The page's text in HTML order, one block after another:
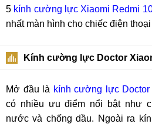
5 kính cường lực Xiaomi Redmi
nhất màn hình cho chiếc điện
Kính cường lực Doctor
Mở đầu là kính cường lực
có nhiều ưu điểm nổi bật như
nước và chống dầu. Ngoài ra